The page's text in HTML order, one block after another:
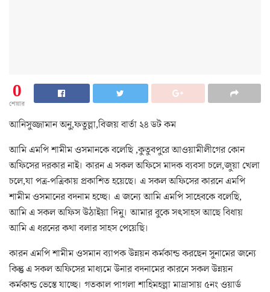
0
শেয়ার
আনিসুজ্জামান অনু,ফতুল্লা,বিজয় বার্তা ২৪ ডট কম
আমি এমপি শামীম ওসমানকে বলেছি ,কুতুবপুরে আওয়ামীলীগের কোন
অফিসের দরকার নাই। কারন এ সকল অফিসে মাদক ব্যবসা চলে,জুয়া খেলা
চলে,যা পত্র-পত্রিকায় প্রকাশিত হয়েছে। এ সকল অফিসের কারনে এমপি
শামীম ওসমানের বদনাম হচ্ছে। এ জন্যে আমি এমপি সাহেবকে বলেছি,
আমি এ সকল অফিস উঠাইয়া দিমু। আমার বুকে সৎসাহস আছে বিধায়
আমি এ ধরনের কথা বলার সাহস পেয়েছি।
কারন এমপি শামীম ওসমান ব্যাপক উন্নয়ন কর্মকান্ড করছেন সুনামের জন্যে
কিন্তু এ সকল অফিসের মাধ্যমে উনার বদনামের কারনে সকল উন্নয়ন
কর্মকান্ড ভেস্তে যাচ্ছে। গতকাল পাগলা শাহিমহল্লা মাদ্রাসায় ৫নং ওয়ার্ড